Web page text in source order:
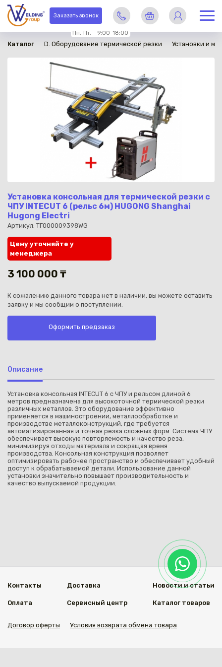
Заказать звонок
Пн.-Пт. – 9:00-18:00
Каз
Каталог D. Оборудование термической резки Установки и
Установка консольная для термической резки с
ЧПУ INTECUT 6 (рельс 6м) HUGONG Shanghai
Hugong Electri
Артикул: ТГ000009398WG
в наличии
Цену уточняйте у
менеджера
3 100 000 ₸
К сожалению данного товара нет в наличии, вы можете оставить
заявку и мы сообщим о поступлении.
Оформить предзаказ
Описание
Установка консольная INTECUT 6 с ЧПУ и рельсом длиной 6
метров предназначена для высокоточной термической резки
различных металлов. Это оборудование эффективно
применяется в машиностроении, металлообработке и
производстве металлоконструкций, где требуется
автоматизированная и точная резка сложных форм. Система ЧПУ
обеспечивает высокую повторяемость и качество реза,
минимизируя отходы материала и сокращая время
производства. Консольная конструкция позволяет
оптимизировать рабочее пространство и обеспечивает удобный
доступ к обрабатываемой детали. Использование данной
установки значительно повышает производительность и
качество выпускаемой продукции.
Контакты
Оплата
Доставка
Сервисный центр
Новости и статьи
Каталог товаров
Договор оферты Условия возврата обмена товара